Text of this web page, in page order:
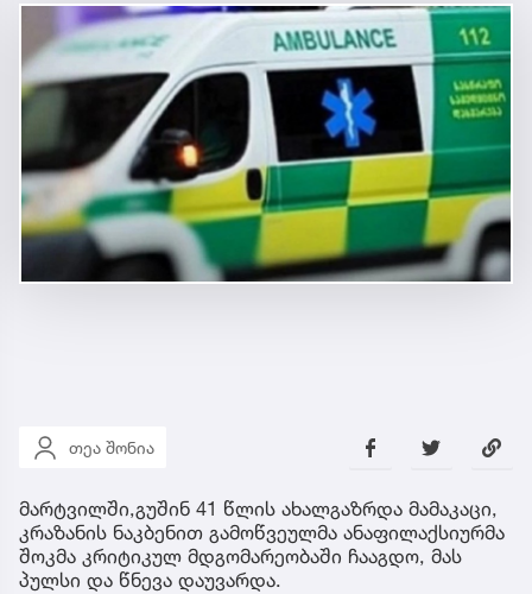
თეა შონია
მარტვილში,გუშინ 41 წლის ახალგაზრდა მამაკაცი,
კრაზანის ნაკბენით გამოწვეულმა ანაფილაქსიურმა
შოკმა კრიტიკულ მდგომარეობაში ჩააგდო, მას
პულსი და წნევა დაუვარდა.